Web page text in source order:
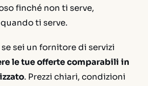
finché non ti serve,
ti serve.
se sei un fornitore di servizi
le tue offerte comparabili in
. Prezzi chiari, condizioni